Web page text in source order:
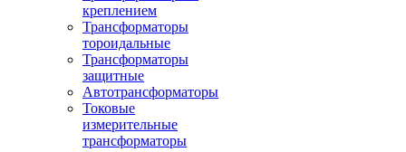
креплением
Трансформаторы
тороидальные
Трансформаторы
защитные
Автотрансформаторы
Токовые
измерительные
трансформаторы